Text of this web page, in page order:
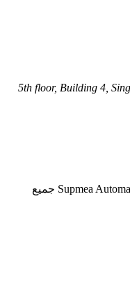
5th floor, Building 4,
حقوق الطبع والنشر © 2006 - 1448 Supmea Automation جميع